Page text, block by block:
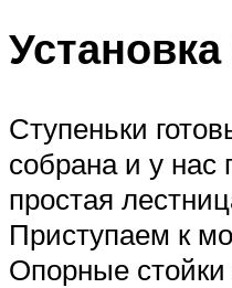
Ступеньки
собрана и у нас
простая
Приступаем к
Опорные стойки